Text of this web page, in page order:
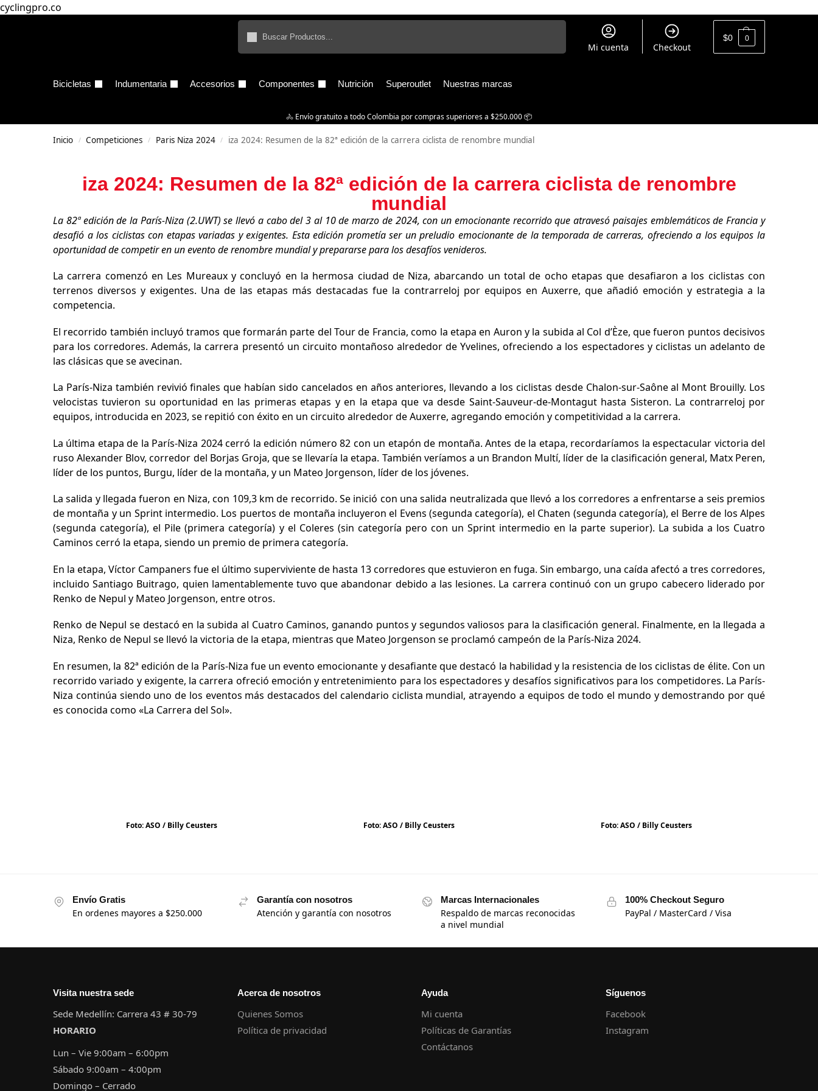
cyclingpro.co
Mi cuenta Checkout
$0 0
Bicicletas Indumentaria Accesorios Componentes Nutrición Superoutlet Nuestras marcas
🚴‍ Envío gratuito a todo Colombia por compras superiores a $250.000 📦
Inicio / Competiciones / Paris Niza 2024 / iza 2024: Resumen de la 82ª edición de la carrera ciclista de renombre mundial
iza 2024: Resumen de la 82ª edición de la carrera ciclista de renombre
mundial
La 82ª edición de la París-Niza (2.UWT) se llevó a cabo del 3 al 10 de marzo de 2024, con un emocionante recorrido que atravesó paisajes emblemáticos de Francia y
desafió a los ciclistas con etapas variadas y exigentes. Esta edición prometía ser un preludio emocionante de la temporada de carreras, ofreciendo a los equipos la
oportunidad de competir en un evento de renombre mundial y prepararse para los desafíos venideros.
La carrera comenzó en Les Mureaux y concluyó en la hermosa ciudad de Niza, abarcando un total de ocho etapas que desafiaron a los ciclistas con
terrenos diversos y exigentes. Una de las etapas más destacadas fue la contrarreloj por equipos en Auxerre, que añadió emoción y estrategia a la
competencia.
El recorrido también incluyó tramos que formarán parte del Tour de Francia, como la etapa en Auron y la subida al Col d’Èze, que fueron puntos decisivos
para los corredores. Además, la carrera presentó un circuito montañoso alrededor de Yvelines, ofreciendo a los espectadores y ciclistas un adelanto de
las clásicas que se avecinan.
La París-Niza también revivió finales que habían sido cancelados en años anteriores, llevando a los ciclistas desde Chalon-sur-Saône al Mont Brouilly. Los
velocistas tuvieron su oportunidad en las primeras etapas y en la etapa que va desde Saint-Sauveur-de-Montagut hasta Sisteron. La contrarreloj por
equipos, introducida en 2023, se repitió con éxito en un circuito alrededor de Auxerre, agregando emoción y competitividad a la carrera.
La última etapa de la París-Niza 2024 cerró la edición número 82 con un etapón de montaña. Antes de la etapa, recordaríamos la espectacular victoria del
ruso Alexander Blov, corredor del Borjas Groja, que se llevaría la etapa. También veríamos a un Brandon Multí, líder de la clasificación general, Matx Peren,
líder de los puntos, Burgu, líder de la montaña, y un Mateo Jorgenson, líder de los jóvenes.
La salida y llegada fueron en Niza, con 109,3 km de recorrido. Se inició con una salida neutralizada que llevó a los corredores a enfrentarse a seis premios
de montaña y un Sprint intermedio. Los puertos de montaña incluyeron el Evens (segunda categoría), el Chaten (segunda categoría), el Berre de los Alpes
(segunda categoría), el Pile (primera categoría) y el Coleres (sin categoría pero con un Sprint intermedio en la parte superior). La subida a los Cuatro
Caminos cerró la etapa, siendo un premio de primera categoría.
En la etapa, Víctor Campaners fue el último superviviente de hasta 13 corredores que estuvieron en fuga. Sin embargo, una caída afectó a tres corredores,
incluido Santiago Buitrago, quien lamentablemente tuvo que abandonar debido a las lesiones. La carrera continuó con un grupo cabecero liderado por
Renko de Nepul y Mateo Jorgenson, entre otros.
Renko de Nepul se destacó en la subida al Cuatro Caminos, ganando puntos y segundos valiosos para la clasificación general. Finalmente, en la llegada a
Niza, Renko de Nepul se llevó la victoria de la etapa, mientras que Mateo Jorgenson se proclamó campeón de la París-Niza 2024.
En resumen, la 82ª edición de la París-Niza fue un evento emocionante y desafiante que destacó la habilidad y la resistencia de los ciclistas de élite. Con un
recorrido variado y exigente, la carrera ofreció emoción y entretenimiento para los espectadores y desafíos significativos para los competidores. La París-
Niza continúa siendo uno de los eventos más destacados del calendario ciclista mundial, atrayendo a equipos de todo el mundo y demostrando por qué
es conocida como «La Carrera del Sol».
Foto: ASO / Billy Ceusters Foto: ASO / Billy Ceusters Foto: ASO / Billy Ceusters
Envío Gratis
En ordenes mayores a $250.000
Garantía con nosotros
Atención y garantía con nosotros
Marcas Internacionales
Respaldo de marcas reconocidas
a nivel mundial
100% Checkout Seguro
PayPal / MasterCard / Visa
Visita nuestra sede
Sede Medellín: Carrera 43 # 30-79
HORARIO
Lun – Vie 9:00am – 6:00pm
Sábado 9:00am – 4:00pm
Domingo – Cerrado
Acerca de nosotros
Quienes Somos
Política de privacidad
Ayuda
Mi cuenta
Políticas de Garantías
Contáctanos
Síguenos
Facebook
Instagram